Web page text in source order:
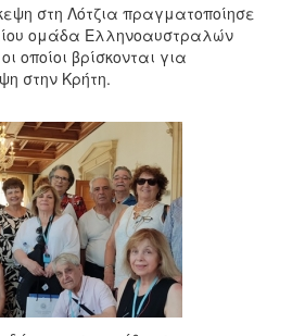
στη Λότζια πραγματοποίησε
ομάδα Ελληνοαυστραλών
οποίοι βρίσκονται για
στην Κρήτη.